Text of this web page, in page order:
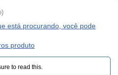
está procurando, você pode
produto
to read this.‎